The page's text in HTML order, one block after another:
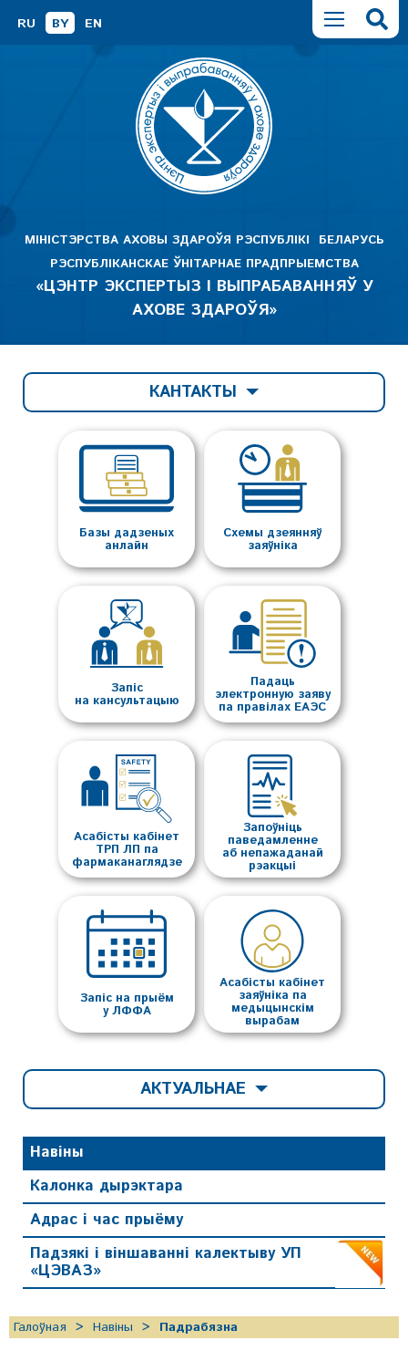
RU BY EN
МІНІСТЭРСТВА АХОВЫ ЗДАРОЎЯ РЭСПУБЛІКІ БЕЛАРУСЬ
РЭСПУБЛІКАНСКАЕ ЎНІТАРНАЕ ПРАДПРЫЕМСТВА
«ЦЭНТР ЭКСПЕРТЫЗ І ВЫПРАБАВАННЯЎ У
АХОВЕ ЗДАРОЎЯ»
КАНТАКТЫ
Базы дадзеных
анлайн
Схемы дзеянняў
заяўніка
Запіс
на кансультацыю
Падаць
электронную заяву
па правілах ЕАЭС
Асабісты кабінет
ТРП ЛП па
фармаканаглядзе
Запоўніць
паведамленне
аб непажаданай
рэакцыі
Запіс на прыём
у ЛФФА
Асабісты кабінет
заяўніка па
медыцынскім
вырабам
Навіны
Калонка дырэктара
Адрас і час прыёму
Падзякі і віншаванні калектыву УП
«ЦЭВАЗ»
АКТУАЛЬНАЕ
Галоўная Навіны
Падрабязна